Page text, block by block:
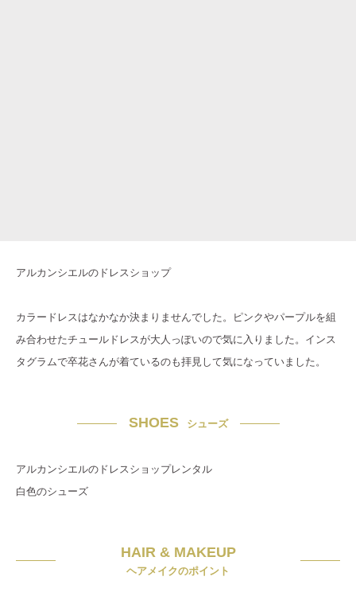
アルカンシエルのドレスショップ
カラードレスはなかなか決まりませんでした。ピンクやパープルを組
み合わせたチュールドレスが大人っぽいので気に入りました。インス
タグラムで卒花さんが着ているのも拝見して気になっていました。
SHOES シューズ
アルカンシエルのドレスショップレンタル
白色のシューズ
HAIR & MAKEUP
ヘアメイクのポイント